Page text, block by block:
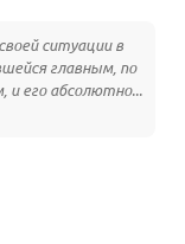
ситуации в
главным, по
его абсолютно...